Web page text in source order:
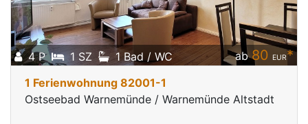
4 P 1 SZ 1 Bad / WC ab80 EUR*
1 Ferienwohnung 82001-1
Ostseebad Warnemünde / Warnemünde Altstadt